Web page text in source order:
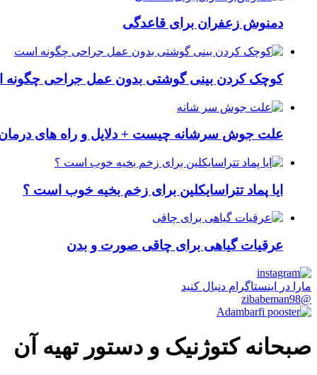
دمنوش زعفران برای قاعدگی
کوچک کردن بینی گوشتی بدون عمل جراحی
علت جوش سرشانه چیست + دلایل و راه های
ایا پماد تتراسایکلین برای زخم بخیه خوب است ؟
عرقیات گیاهی برای چاقی صورت و بدن
مارا در اینستاگرام دنبال کنید
@zibabeman98
صبحانه کتوژنیک و دستور تهیه آن